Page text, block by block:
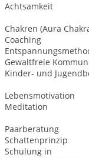
Achtsamkeit
Chakren (Aura
Coaching
Gewaltfreie
Kinder- und
Lebensmotivation
Meditation
Paarberatung
Schattenprinzip
Schulung in